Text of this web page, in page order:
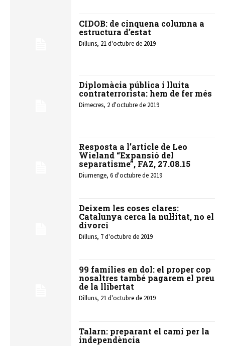
CIDOB: de cinquena columna a
estructura d’estat
Dilluns, 21 d'octubre de 2019
Diplomàcia pública i lluita
contraterrorista: hem de fer més
Dimecres, 2 d'octubre de 2019
Resposta a l’article de Leo
Wieland “Expansió del
separatisme”, FAZ, 27.08.15
Diumenge, 6 d'octubre de 2019
Deixem les coses clares:
Catalunya cerca la nul·litat, no el
divorci
Dilluns, 7 d'octubre de 2019
99 famílies en dol: el proper cop
nosaltres també pagarem el preu
de la llibertat
Dilluns, 21 d'octubre de 2019
Talarn: preparant el camí per la
independència